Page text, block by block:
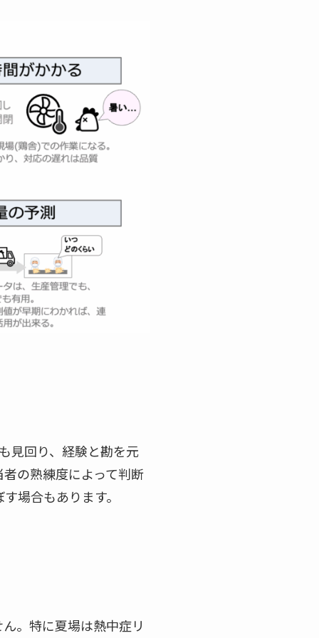
見回り、経験と勘を元
の熟練度によって判断
場合もあります。
。特に夏場は熱中症リ